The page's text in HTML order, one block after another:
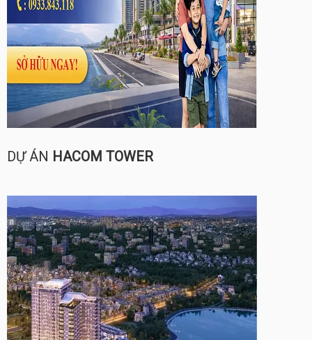
DỰ ÁN HACOM TOWER